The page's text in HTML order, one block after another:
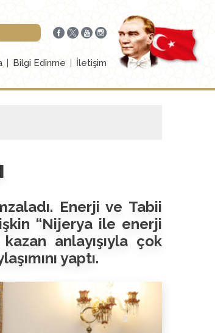
Bilgi Edinme İletişim
Enerji ve Tabii
“Nijerya ile enerji
anlayışıyla çok
yaptı.